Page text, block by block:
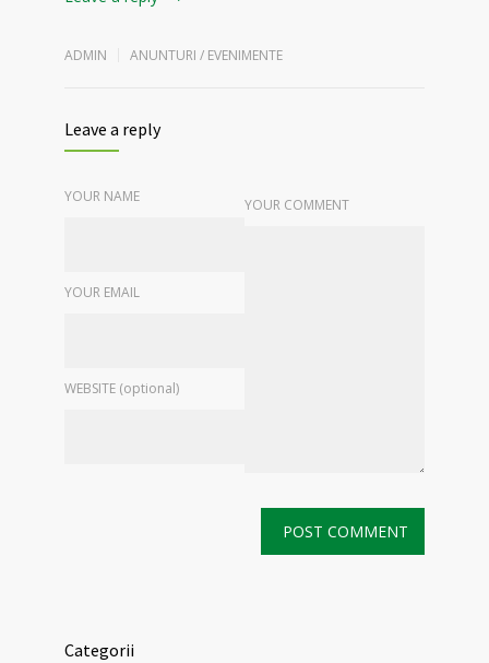
ADMIN ANUNTURI / EVENIMENTE
Leave a reply
YOUR NAME
YOUR EMAIL
WEBSITE (optional)
YOUR COMMENT
Categorii